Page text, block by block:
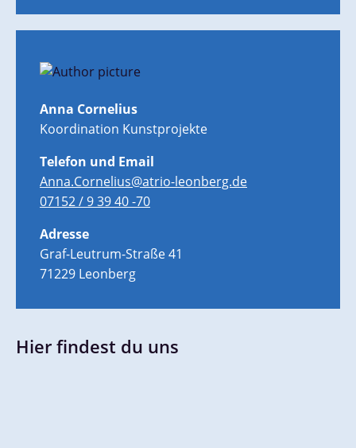
Anna Cornelius
Koordination Kunstprojekte
Telefon und Email
Anna.Cornelius@atrio-leonberg.de
07152 / 9 39 40 -70
Adresse
Graf-Leutrum-Straße 41
71229 Leonberg
Hier findest du uns